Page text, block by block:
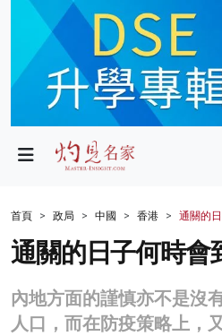
政局
財經
生活
商業
首頁 政局 中國 香港 通關的
通關的日子何時會
內地方面的謹慎亦不是沒
人口，而在防疫策略上，